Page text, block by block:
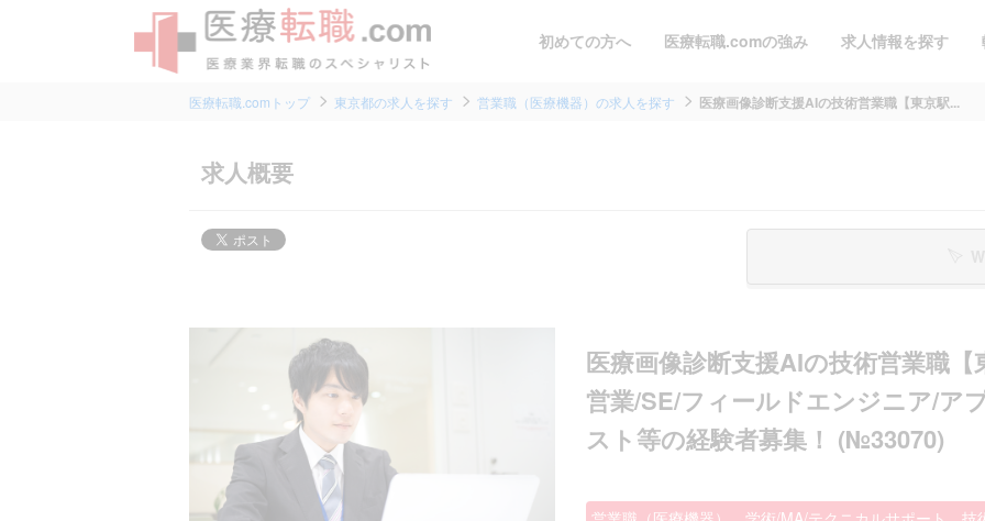
初めての方へ 医療転職.comの強み 求人情報を探す
医療転職.comトップ 東京都の求人を探す 営業職（医療機器）の求人を探す 医療画像診断支援AIの技術営業職【東京駅...
求人概要
医療画像診断支援AIの技術営業職
営業/SE/フィールドエンジニア/ア
スト等の経験者募集！ (№33070)